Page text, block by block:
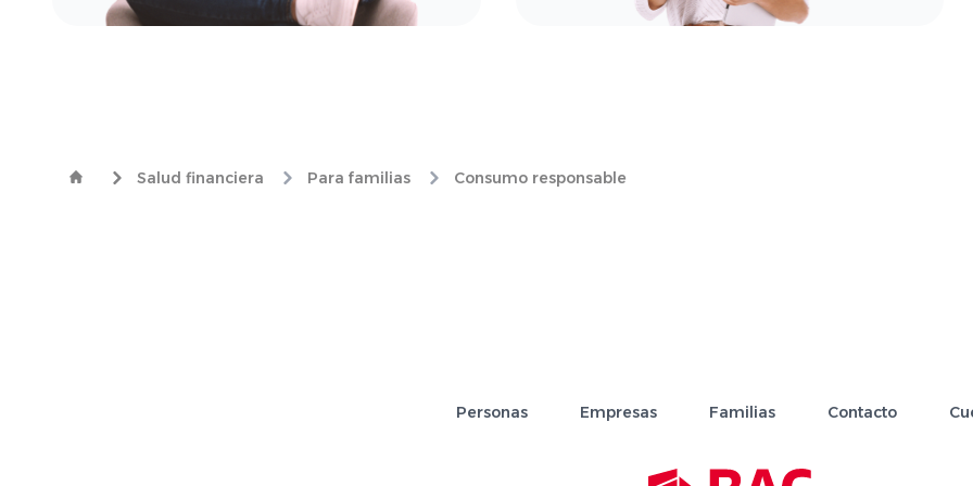
Salud financiera Para familias Consumo responsable
Personas Empresas Familias Contacto